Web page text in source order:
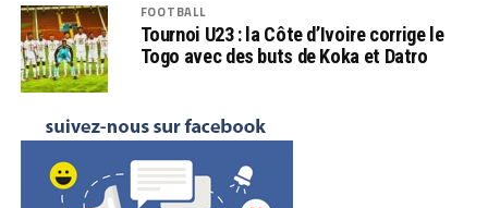
FOOTBALL
Tournoi U23 : la Côte d’Ivoire corrige le
Togo avec des buts de Koka et Datro